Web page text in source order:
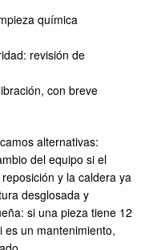
química
revisión de
con breve
alternativas:
del equipo si el
y la caldera ya
desglosada y
si una pieza tiene 12
un mantenimiento,